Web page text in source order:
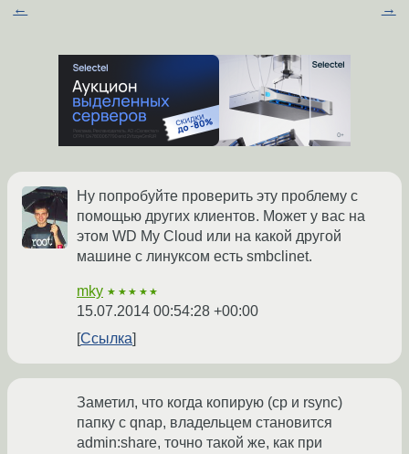
← →
Ну попробуйте проверить эту проблему с
помощью других клиентов. Может у вас на
этом WD My Cloud или на какой другой
машине с линуксом есть smbclinet.
mky ★★★★★
15.07.2014 00:54:28 +00:00
Ссылка
Заметил, что когда копирую (cp и rsync)
папку с qnap, владельцем становится
admin:share, точно такой же, как при